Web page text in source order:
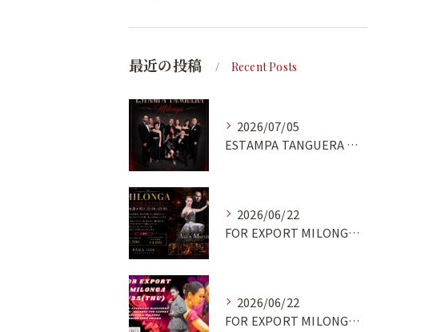
最近の投稿 Recent Posts
2026/07/05
ESTAMPA TANGUERA MILONGA
2026/06/22
FOR EXPORT MILONGA 7/9
2026/06/22
FOR EXPORT MILONGA 6/25